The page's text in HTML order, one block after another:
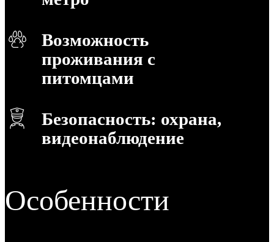
Возможность
проживания с
питомцами
Безопасность: охрана,
видеонаблюдение
Особенности